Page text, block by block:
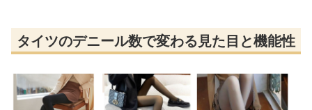
タイツのデニール数で変わる見た目と機能性